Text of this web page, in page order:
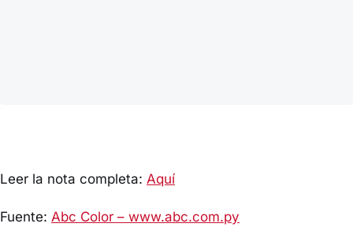
Leer la nota completa: Aquí
Fuente: Abc Color – www.abc.com.py